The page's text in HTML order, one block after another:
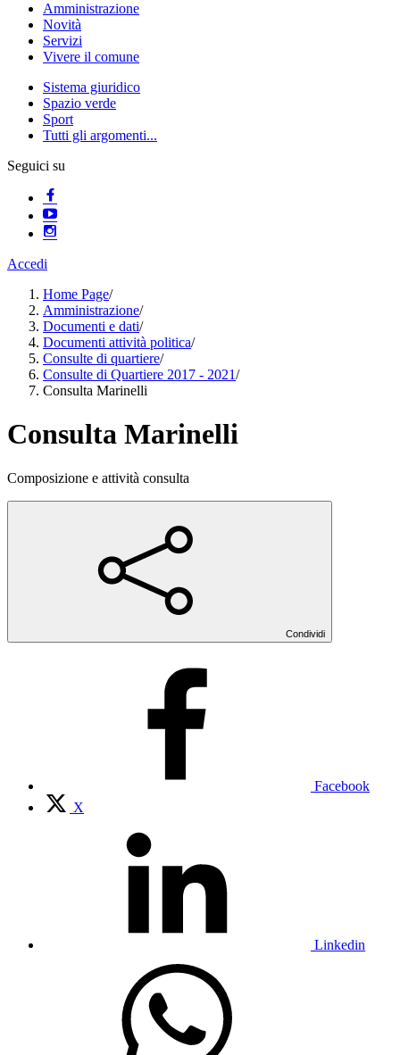
Amministrazione
Novità
Servizi
Vivere il comune
Sistema giuridico
Spazio verde
Sport
Tutti gli argomenti...
Seguici su
Accedi
Home Page/
Amministrazione/
Documenti e dati/
Documenti attività politica/
Consulte di quartiere/
Consulte di Quartiere 2017 - 2021/
Consulta Marinelli
Consulta Marinelli
Composizione e attività consulta
Condividi
Facebook
X
Linkedin